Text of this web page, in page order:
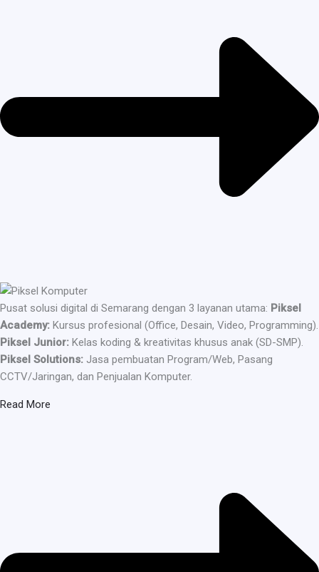
Pusat solusi digital di Semarang dengan 3 layanan utama: Piksel
Academy: Kursus profesional (Office, Desain, Video, Programming).
Piksel Junior: Kelas koding & kreativitas khusus anak (SD-SMP).
Piksel Solutions: Jasa pembuatan Program/Web, Pasang
CCTV/Jaringan, dan Penjualan Komputer.
Read More